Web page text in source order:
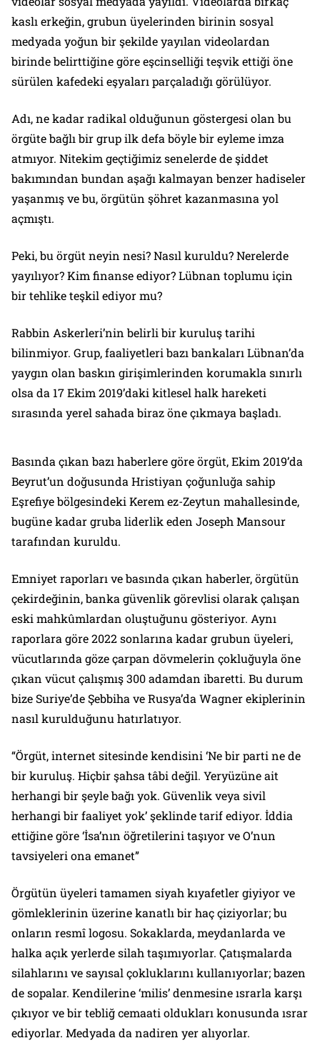
kaslı erkeğin, grubun üyelerinden birinin sosyal
medyada yoğun bir şekilde yayılan videolardan
birinde belirttiğine göre eşcinselliği teşvik ettiği öne
sürülen kafedeki eşyaları parçaladığı görülüyor.
Adı, ne kadar radikal olduğunun göstergesi olan bu
örgüte bağlı bir grup ilk defa böyle bir eyleme imza
atmıyor. Nitekim geçtiğimiz senelerde de şiddet
bakımından bundan aşağı kalmayan benzer hadiseler
yaşanmış ve bu, örgütün şöhret kazanmasına yol
açmıştı.
Peki, bu örgüt neyin nesi? Nasıl kuruldu? Nerelerde
yayılıyor? Kim finanse ediyor? Lübnan toplumu için
bir tehlike teşkil ediyor mu?
Rabbin Askerleri’nin belirli bir kuruluş tarihi
bilinmiyor. Grup, faaliyetleri bazı bankaları Lübnan’da
yaygın olan baskın girişimlerinden korumakla sınırlı
olsa da 17 Ekim 2019’daki kitlesel halk hareketi
sırasında yerel sahada biraz öne çıkmaya başladı.
Basında çıkan bazı haberlere göre örgüt, Ekim 2019’da
Beyrut’un doğusunda Hristiyan çoğunluğa sahip
Eşrefiye bölgesindeki Kerem ez-Zeytun mahallesinde,
bugüne kadar gruba liderlik eden Joseph Mansour
tarafından kuruldu.
Emniyet raporları ve basında çıkan haberler, örgütün
çekirdeğinin, banka güvenlik görevlisi olarak çalışan
eski mahkûmlardan oluştuğunu gösteriyor. Aynı
raporlara göre 2022 sonlarına kadar grubun üyeleri,
vücutlarında göze çarpan dövmelerin çokluğuyla öne
çıkan vücut çalışmış 300 adamdan ibaretti. Bu durum
bize Suriye’de Şebbiha ve Rusya’da Wagner ekiplerinin
nasıl kurulduğunu hatırlatıyor.
“Örgüt, internet sitesinde kendisini ‘Ne bir parti ne de
bir kuruluş. Hiçbir şahsa tâbi değil. Yeryüzüne ait
herhangi bir şeyle bağı yok. Güvenlik veya sivil
herhangi bir faaliyet yok’ şeklinde tarif ediyor. İddia
ettiğine göre ‘İsa’nın öğretilerini taşıyor ve O’nun
tavsiyeleri ona emanet”
Örgütün üyeleri tamamen siyah kıyafetler giyiyor ve
gömleklerinin üzerine kanatlı bir haç çiziyorlar; bu
onların resmî logosu. Sokaklarda, meydanlarda ve
halka açık yerlerde silah taşımıyorlar. Çatışmalarda
silahlarını ve sayısal çokluklarını kullanıyorlar; bazen
de sopalar. Kendilerine ‘milis’ denmesine ısrarla karşı
çıkıyor ve bir tebliğ cemaati oldukları konusunda ısrar
ediyorlar. Medyada da nadiren yer alıyorlar.